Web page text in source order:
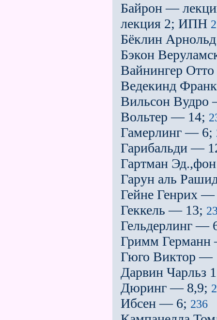
Байрон —
лекция 2; ИПН
Бёклин
Бэкон
Вайнингер
Ведекинд
Вильсон Вудро
Вольтер — 14;
Гамерлинг — 6;
Гарибальди —
Гартман
Гарун аль
Гейне Генрих
Геккель — 13;
Гельдерлинг —
Гримм
Гюго Виктор —
Дарвин Чарльз
Дюринг — 8,9;
Ибсен — 6; 236